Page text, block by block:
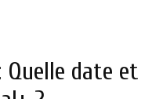
Quelle date et